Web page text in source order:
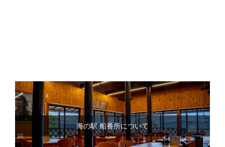
海の駅 船番所について